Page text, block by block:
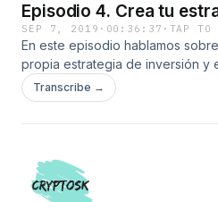
Episodio 4. Crea tu
SEP 7, 2019 · 00:36:37 · TAP TO
En este episodio hablamos
propia estrategia de inversión y
posibilidades
Transcribe →